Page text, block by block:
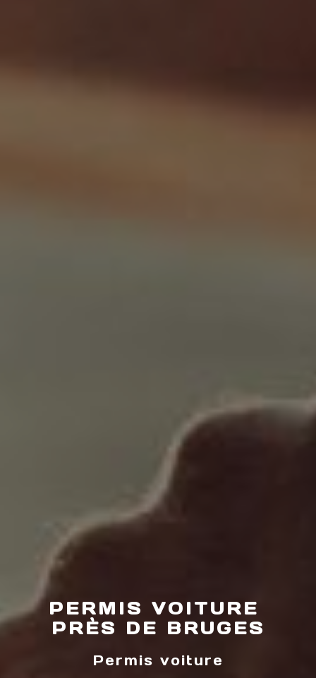
PERMIS VOITURE
PRÈS DE BRUGES
Permis voiture